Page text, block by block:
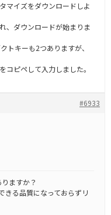
マイズをダウンロードしよ
、ダウンロードが始まりま
トキーも2つありますが、
ピペして入力しました。
#6933
ますか？
きる品質になっておらずリ